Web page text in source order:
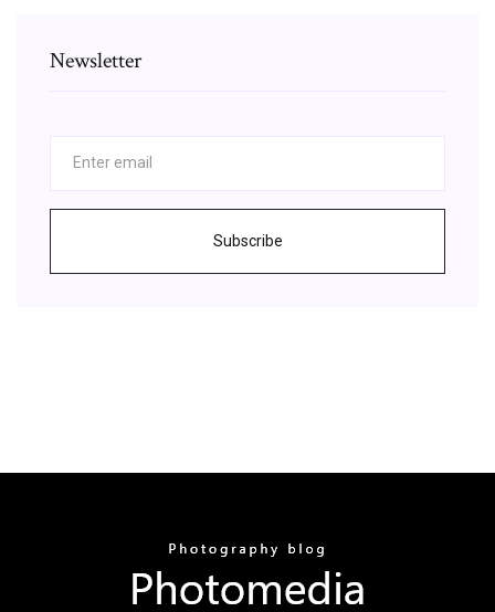
Newsletter
Subscribe